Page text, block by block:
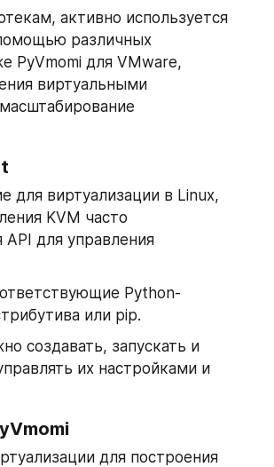
активно используется
различных
PyVmomi для VMware,
виртуальными
для виртуализации в Linux,
KVM часто
для управления
Python-
или pip.
создавать, запускать и
их настройками и
для построения